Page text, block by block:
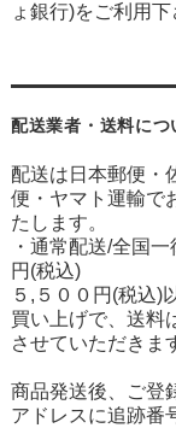
ょ銀行)をご利用下
配送業者・送料につ
配送は日本郵便・
便・ヤマト運輸で
たします。
・通常配送/全国一
円(税込)
５,５００円(税込)
買い上げで、送料
させていただきま
商品発送後、ご登
アドレスに追跡番